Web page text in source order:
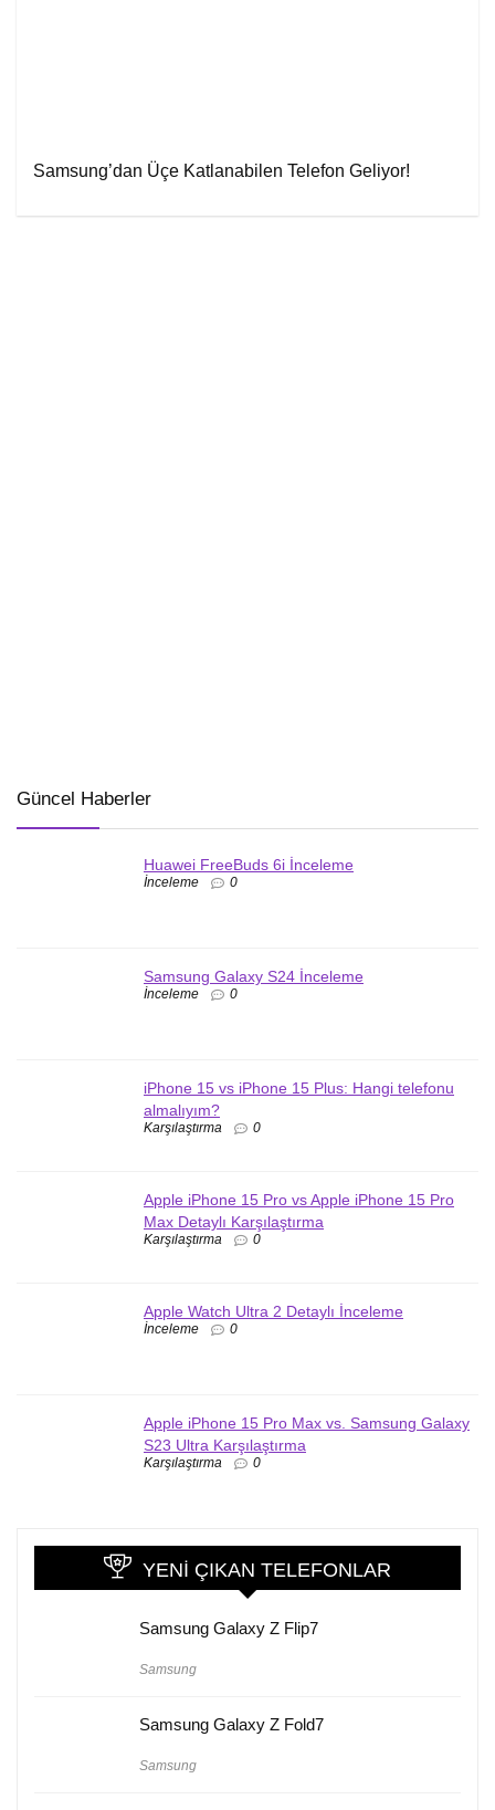
Samsung’dan Üçe Katlanabilen Telefon Geliyor!
Güncel Haberler
Huawei FreeBuds 6i İnceleme
İnceleme 0
Samsung Galaxy S24 İnceleme
İnceleme 0
iPhone 15 vs iPhone 15 Plus: Hangi telefonu
almalıyım?
Karşılaştırma 0
Apple iPhone 15 Pro vs Apple iPhone 15 Pro
Max Detaylı Karşılaştırma
Karşılaştırma 0
Apple Watch Ultra 2 Detaylı İnceleme
İnceleme 0
Apple iPhone 15 Pro Max vs. Samsung Galaxy
S23 Ultra Karşılaştırma
Karşılaştırma 0
YENI ÇIKAN TELEFONLAR
Samsung Galaxy Z Flip7
Samsung
Samsung Galaxy Z Fold7
Samsung